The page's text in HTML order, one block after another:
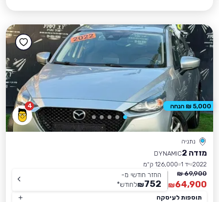
4
נתניה
מזדה 2
DYNAMIC
2022 יד 1
126,000 ק״מ
69,900 ₪
64,900
₪
החזר חודשי מ-
752
₪לחודש*
תוספות לעיסקה
5,000 ₪ הנחה